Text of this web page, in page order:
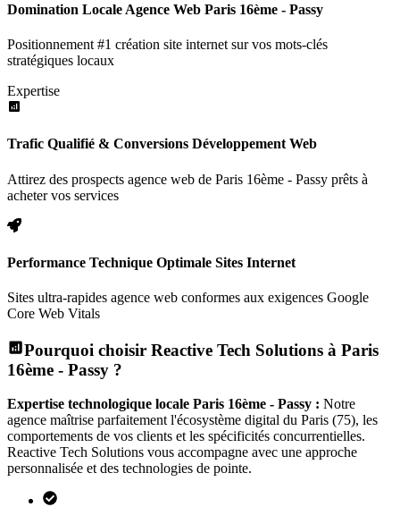
Domination Locale Agence Web Paris 16ème - Passy
Positionnement #1 création site internet sur vos mots-clés
stratégiques locaux
Expertise
Trafic Qualifié & Conversions Développement Web
Attirez des prospects agence web de Paris 16ème - Passy prêts à
acheter vos services
Performance Technique Optimale Sites Internet
Sites ultra-rapides agence web conformes aux exigences Google
Core Web Vitals
Pourquoi choisir Reactive Tech Solutions à Paris
16ème - Passy ?
Expertise technologique locale Paris 16ème - Passy : Notre
agence maîtrise parfaitement l'écosystème digital du Paris (75), les
comportements de vos clients et les spécificités concurrentielles.
Reactive Tech Solutions vous accompagne avec une approche
personnalisée et des technologies de pointe.